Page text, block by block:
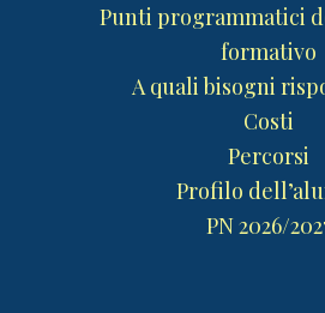
Punti programmatici
formativo
A quali bisogni
Costi
Percorsi
Profilo
PN 2026/